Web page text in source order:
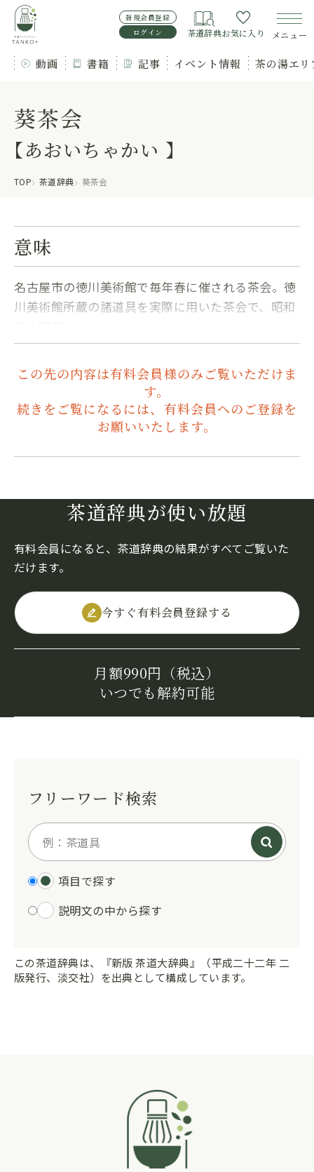
新規会員登録
ログイン
茶道辞典お気に入り メニュー
動画 書籍 記事 イベント情報 茶の湯エ
葵茶会
【あおいちゃかい 】
TOP 茶道辞典 葵茶会
意味
名古屋市の徳川美術館で毎年春に催される茶会。徳
川美術館所蔵の諸道具を実際に用いた茶会で、昭和
この先の内容は有料会員様のみご覧いただけま
す。
続きをご覧になるには、有料会員へのご登録を
お願いいたします。
茶道辞典が使い放題
有料会員になると、茶道辞典の結果がすべてご覧いた
だけます。
今すぐ有料会員登録する
月額990円（税込）
いつでも解約可能
フリーワード検索
項目で探す
説明文の中から探す
この茶道辞典は、『新版 茶道大辞典』（平成二十二年 二
版発行、淡交社）を出典として構成しています。